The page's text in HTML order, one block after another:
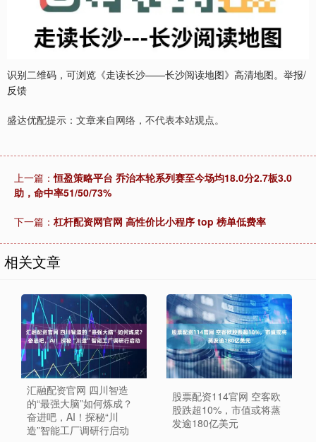
识别二维码，可浏览《走读长沙——长沙阅读地图》高清地图。举报/
反馈
盛达优配提示：文章来自网络，不代表本站观点。
上一篇：恒盈策略平台 乔治本轮系列赛至今场均18.0分2.7板3.0
助，命中率51/50/73%
下一篇： 杠杆配资网官网 高性价比小程序 top 榜单低费率
相关文章
汇融配资官网 四川智造
的“最强大脑”如何炼成？
奋进吧，AI！探秘“川
造”智能工厂调研行启动
股票配资114官网 空客欧
股跌超10%，市值或将蒸
发逾180亿美元